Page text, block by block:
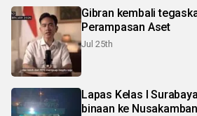
Gibran kembali
Perampasan Aset
Jul 25th
Lapas Kelas I
binaan ke